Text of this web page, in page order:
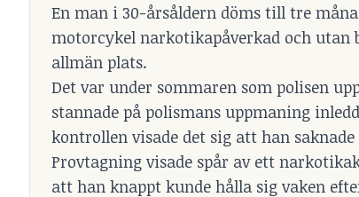
En man i 30-årsåldern döms till tre
motorcykel narkotikapåverkad och utan
allmän plats.
Det var under sommaren som polisen
stannade på polismans uppmaning
kontrollen visade det sig att han
Provtagning visade spår av ett
att han knappt kunde hålla sig vaken